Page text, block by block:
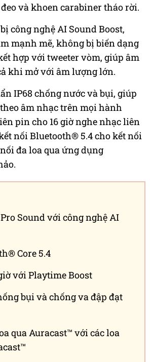
và khoen carabiner tháo rời.
công nghệ AI Sound Boost,
mạnh mẽ, không bị biến dạng
hợp với tweeter vòm, giúp âm
khi mở với âm lượng lớn.
IP68 chống nước và bụi, giúp
âm nhạc trên mọi hành
pin cho 16 giờ nghe nhạc liên
nối Bluetooth® 5.4 cho kết nối
đa loa qua ứng dụng
Sound với công nghệ AI
Core 5.4
với Playtime Boost
bụi và chống va đập đạt
qua Auracast™ với các loa